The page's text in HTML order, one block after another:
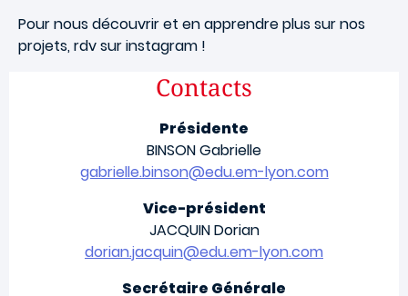
Pour nous découvrir et en apprendre plus sur nos
projets, rdv sur instagram !
Contacts
Présidente
BINSON Gabrielle
gabrielle.binson@edu.em-lyon.com
Vice-président
JACQUIN Dorian
dorian.jacquin@edu.em-lyon.com
Secrétaire Générale